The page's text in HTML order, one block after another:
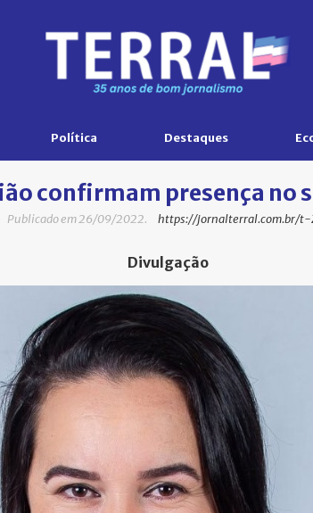
Política Destaques
confirmam presença no
Publicado em 26/09/2022. https://jornalterral.com.br/t-
Divulgação